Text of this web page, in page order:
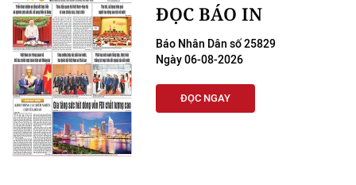
ĐỌC BÁO IN
Báo Nhân Dân số 25829
Ngày 06-08-2026
ĐỌC NGAY